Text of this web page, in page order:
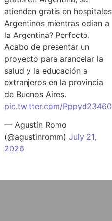
atienden gratis en hospitales
Argentinos mientras odian a
la Argentina? Perfecto.
Acabo de presentar un
proyecto para arancelar la
salud y la educación a
extranjeros en la provincia
de Buenos Aires.
pic.twitter.com/Pppyd23460
— Agustín Romo
(@agustinromm)July 21,
2026